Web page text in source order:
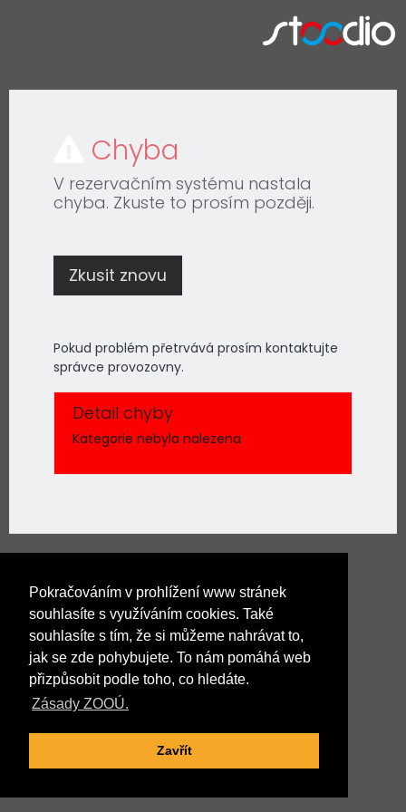
Pokračováním v prohlížení www stránek
souhlasíte s využíváním cookies. Také
souhlasíte s tím, že si můžeme nahrávat to,
jak se zde pohybujete. To nám pomáhá web
přizpůsobit podle toho, co hledáte.
Zásady ZOOÚ.
Zavřít
Chyba
V rezervačním systému nastala
chyba. Zkuste to prosím později.
Zkusit znovu
Pokud problém přetrvává prosím kontaktujte
správce provozovny.
Detail chyby
Kategorie nebyla nalezena